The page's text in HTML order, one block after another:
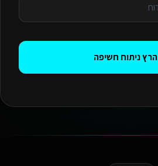
הרץ ניתוח חשיפה